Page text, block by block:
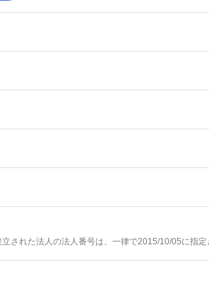
された法人の法人番号は、一律で2015/10/05に指定